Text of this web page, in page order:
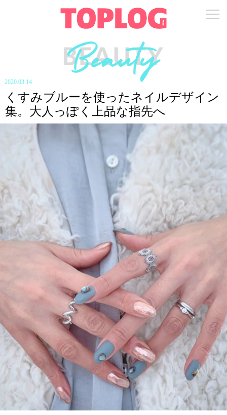
2020.03.14
くすみブルーを使ったネイルデザイン
集。大人っぽく上品な指先へ